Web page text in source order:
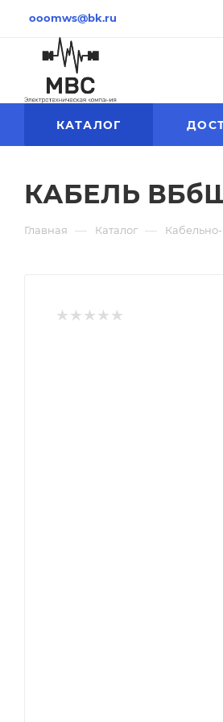
ooomws@bk.ru
КАТАЛОГ
КАБЕЛЬ
Главная — Каталог —